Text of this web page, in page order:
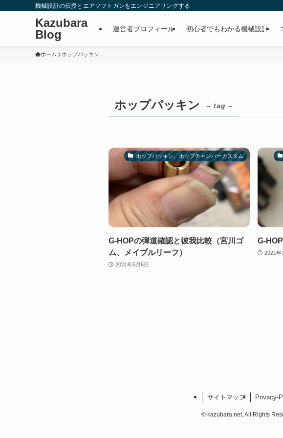
機械設計の伝授とエアソフトガンをエンジニアリングする
Kazubara
Blog
運営者プロフィール 初心者でもわかる機械設計
ホーム ホップパッキン
ホップパッキン – tag –
ホップパッキン、ホップチャンバーカスタム
G-HOPの弾道確認と彼我比較（宮川ゴ
ム、メイプルリーフ）
2021年5月6日
G-
2021年
サイトマップ Privacy-
©kazubara.net. All Rights